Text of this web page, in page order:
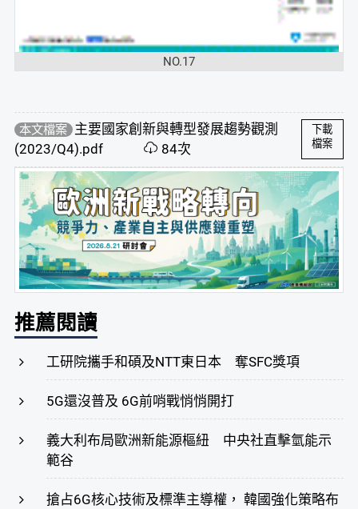
NO.17
本文檔案 主要國家創新與轉型發展趨勢觀測
(2023/Q4).pdf
84次
下載
檔案
推薦閱讀
工研院攜手和碩及NTT東日本 奪SFC獎項
5G還沒普及 6G前哨戰悄悄開打
義大利布局歐洲新能源樞紐 中央社直擊氫能示
範谷
搶占6G核心技術及標準主導權， 韓國強化策略布